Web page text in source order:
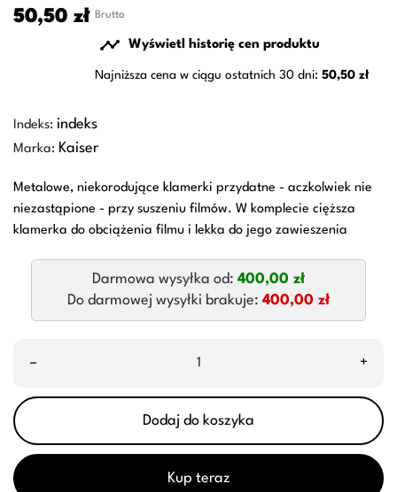
50,50 zł Brutto
 Wyświetl historię cen produktu
Najniższa cena w ciągu ostatnich 30 dni: 50,50 zł
Indeks: indeks
Marka: Kaiser
Metalowe, niekorodujące klamerki przydatne - aczkolwiek nie
niezastąpione - przy suszeniu filmów. W komplecie cięższa
klamerka do obciążenia filmu i lekka do jego zawieszenia
Darmowa wysyłka od: 400,00 zł
Do darmowej wysyłki brakuje: 400,00 zł
– +
Dodaj do koszyka
Kup teraz